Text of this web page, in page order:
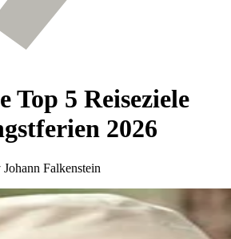
Top 5 Reiseziele
2026
Johann Falkenstein